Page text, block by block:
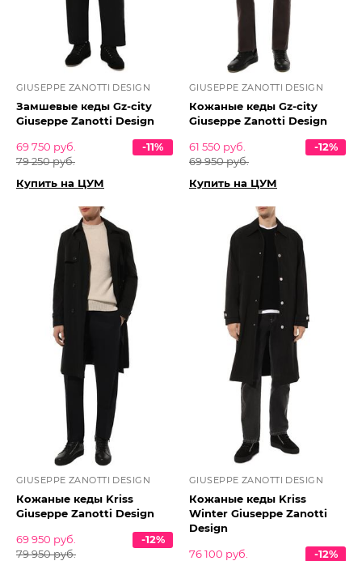
GIUSEPPE ZANOTTI DESIGN
Замшевые кеды Gz-city
Giuseppe Zanotti Design
69 750 руб.
79 250 руб.
-11%
Купить на ЦУМ
GIUSEPPE ZANOTTI DESIGN
Кожаные кеды Gz-city
Giuseppe Zanotti Design
61 550 руб.
69 950 руб.
-12%
Купить на ЦУМ
GIUSEPPE ZANOTTI DESIGN
Кожаные кеды Kriss
Giuseppe Zanotti Design
69 950 руб.
79 950 руб.
-12%
GIUSEPPE ZANOTTI DESIGN
Кожаные кеды Kriss
Winter Giuseppe Zanotti
Design
76 100 руб.
-12%